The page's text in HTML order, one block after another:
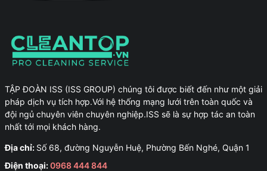
TẬP ĐOÀN ISS (ISS GROUP) chúng tôi được biết đến như một giải
pháp dịch vụ tích hợp.Với hệ thống mạng lưới trên toàn quốc và
đội ngủ chuyên viên chuyên nghiệp.ISS sẽ là sự hợp tác an toàn
nhất tới mọi khách hàng.
Địa chỉ: Số 68, đường Nguyễn Huệ, Phường Bến Nghé, Quận 1
Điện thoại:0968 444 844